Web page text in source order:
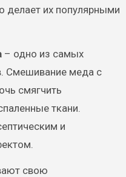
делает их популярными
– одно из самых
Смешивание меда с
смягчить
ткани.
и
свою